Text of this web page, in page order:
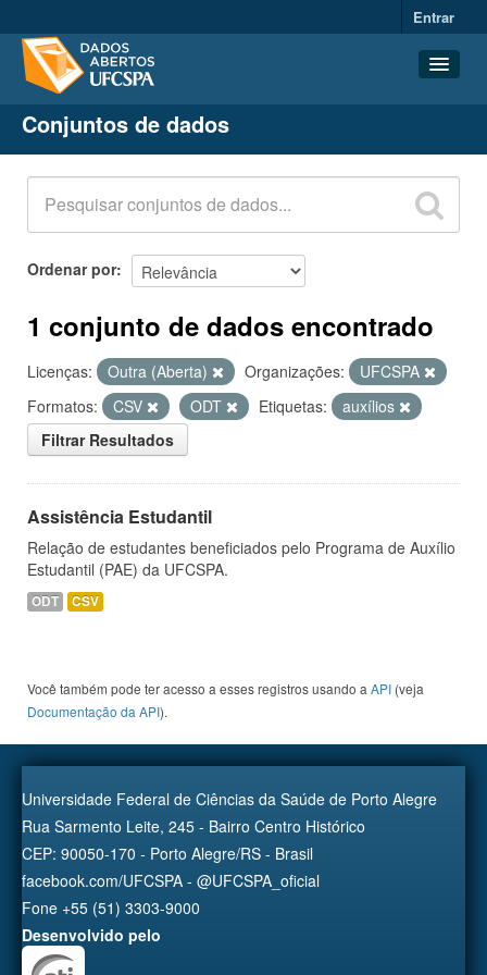
Entrar
Conjuntos de dados
Organizações
Grupos
Sobre
Conjuntos de dados
Ordenar por
1 conjunto de dados encontrado
Licenças: Outra (Aberta) Organizações:
UFCSPA
Formatos:
CSV ODT Etiquetas:
auxílios
Filtrar Resultados
Assistência Estudantil
Relação de estudantes beneficiados pelo Programa de Auxílio
Estudantil (PAE) da UFCSPA.
ODT CSV
Você também pode ter acesso a esses registros usando a API (veja
Documentação da API).
Universidade Federal de Ciências da Saúde de Porto Alegre
Rua Sarmento Leite, 245 - Bairro Centro Histórico
CEP: 90050-170 - Porto Alegre/RS - Brasil
facebook.com/UFCSPA - @UFCSPA_oficial
Fone +55 (51) 3303-9000
Desenvolvido pelo